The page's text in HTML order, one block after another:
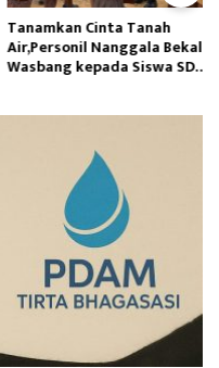
Tanamkan Cinta Tanah
Air,Personil Nanggala Bekali
Wasbang kepada Siswa SD